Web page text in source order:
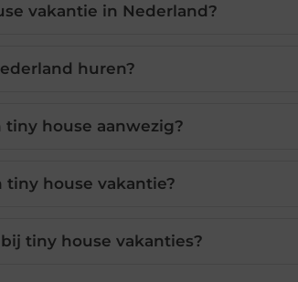
vakantie in Nederland?
huren?
house aanwezig?
house vakantie?
tiny house vakanties?